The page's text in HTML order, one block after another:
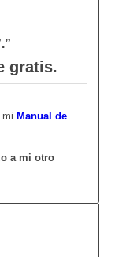
gratis.
mi Manual de
a mi otro